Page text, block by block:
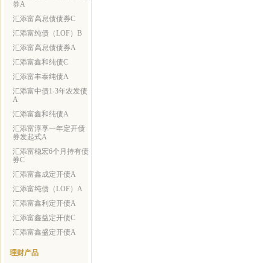
券A
汇添富高息债债券C
汇添富纯债（LOF）B
汇添富高息债债券A
汇添富鑫和纯债C
汇添富丰泰纯债A
汇添富中债1-3年农发债
A
汇添富鑫和纯债A
汇添富淳享一年定开债
券发起式A
汇添富稳宏6个月持有债
券C
汇添富鑫成定开债A
汇添富纯债（LOF）A
汇添富鑫利定开债A
汇添富鑫益定开债C
汇添富鑫盛定开债A
理财产品